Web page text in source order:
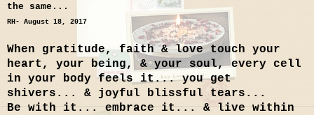
the same...
RH- August 18, 2017
When gratitude, faith & love touch your
heart, your being, & your soul, every cell
in your body feels it... you get
shivers... & joyful blissful tears...
Be with it... embrace it... & live within